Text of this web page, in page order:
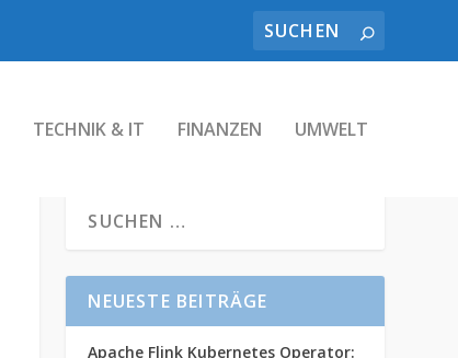
TECHNIK & IT FINANZEN UMWELT
NEUESTE BEITRÄGE
Apache Flink Kubernetes Operator: